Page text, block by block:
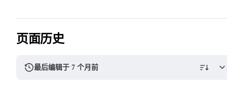
页面历史
最后编辑于 7 个月前